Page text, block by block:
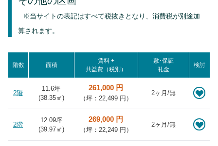
※当サイトの表記はすべて税抜きとなり、消費税が別途加
算されます。
階数 面積
賃料 +
共益費（税別）
敷･保証
礼金
検討
2階
11.6坪
(38.35㎡)
261,000 円
（坪：22,499 円）
2ヶ月/無
2階
12.09坪
(39.97㎡)
269,000 円
（坪：22,249 円）
2ヶ月/無